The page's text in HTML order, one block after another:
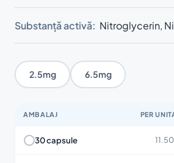
Substanță activă: Nitroglycerin,
2.5mg 6.5mg
AMBALAJ PER
30 capsule